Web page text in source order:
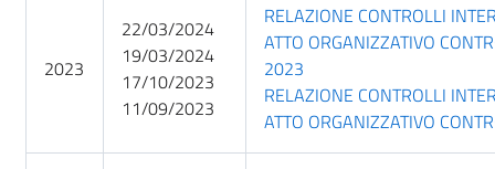
2023
22/03/2024
19/03/2024
17/10/2023
11/09/2023
RELAZIONE CONTROLLI
ATTO ORGANIZZATIVO
2023
RELAZIONE CONTROLLI
ATTO ORGANIZZATIVO